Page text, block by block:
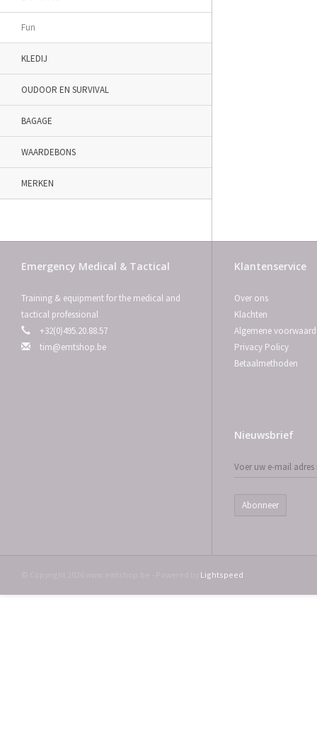
Fun
KLEDIJ
OUDOOR EN SURVIVAL
BAGAGE
WAARDEBONS
MERKEN
Emergency Medical & Tactical
Training & equipment for the medical and
tactical professional
+32(0)495.20.88.57
tim@emtshop.be
Klantenservice
Over ons
Klachten
Algemene
Privacy Policy
Betaalmethoden
Nieuwsbrief
Abonneer
Lightspeed